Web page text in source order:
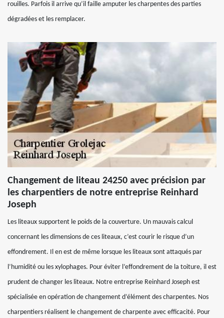
rouilles. Parfois il arrive qu’il faille amputer les charpentes des parties
dégradées et les remplacer.
Changement de liteau 24250 avec précision par
les charpentiers de notre entreprise Reinhard
Joseph
Les liteaux supportent le poids de la couverture. Un mauvais calcul
concernant les dimensions de ces liteaux, c’est courir le risque d’un
effondrement. Il en est de même lorsque les liteaux sont attaqués par
l’humidité ou les xylophages. Pour éviter l’effondrement de la toiture, il est
prudent de changer les liteaux. Notre entreprise Reinhard Joseph est
spécialisée en opération de changement d’élément des charpentes. Nos
charpentiers réalisent le changement de charpente avec efficacité. Pour